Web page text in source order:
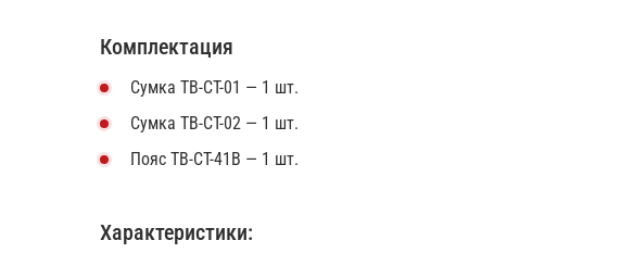
Комплектация
Сумка TB-CT-01 — 1 шт.
Сумка TB-CT-02 — 1 шт.
Пояс TB-CT-41B — 1 шт.
Характеристики: